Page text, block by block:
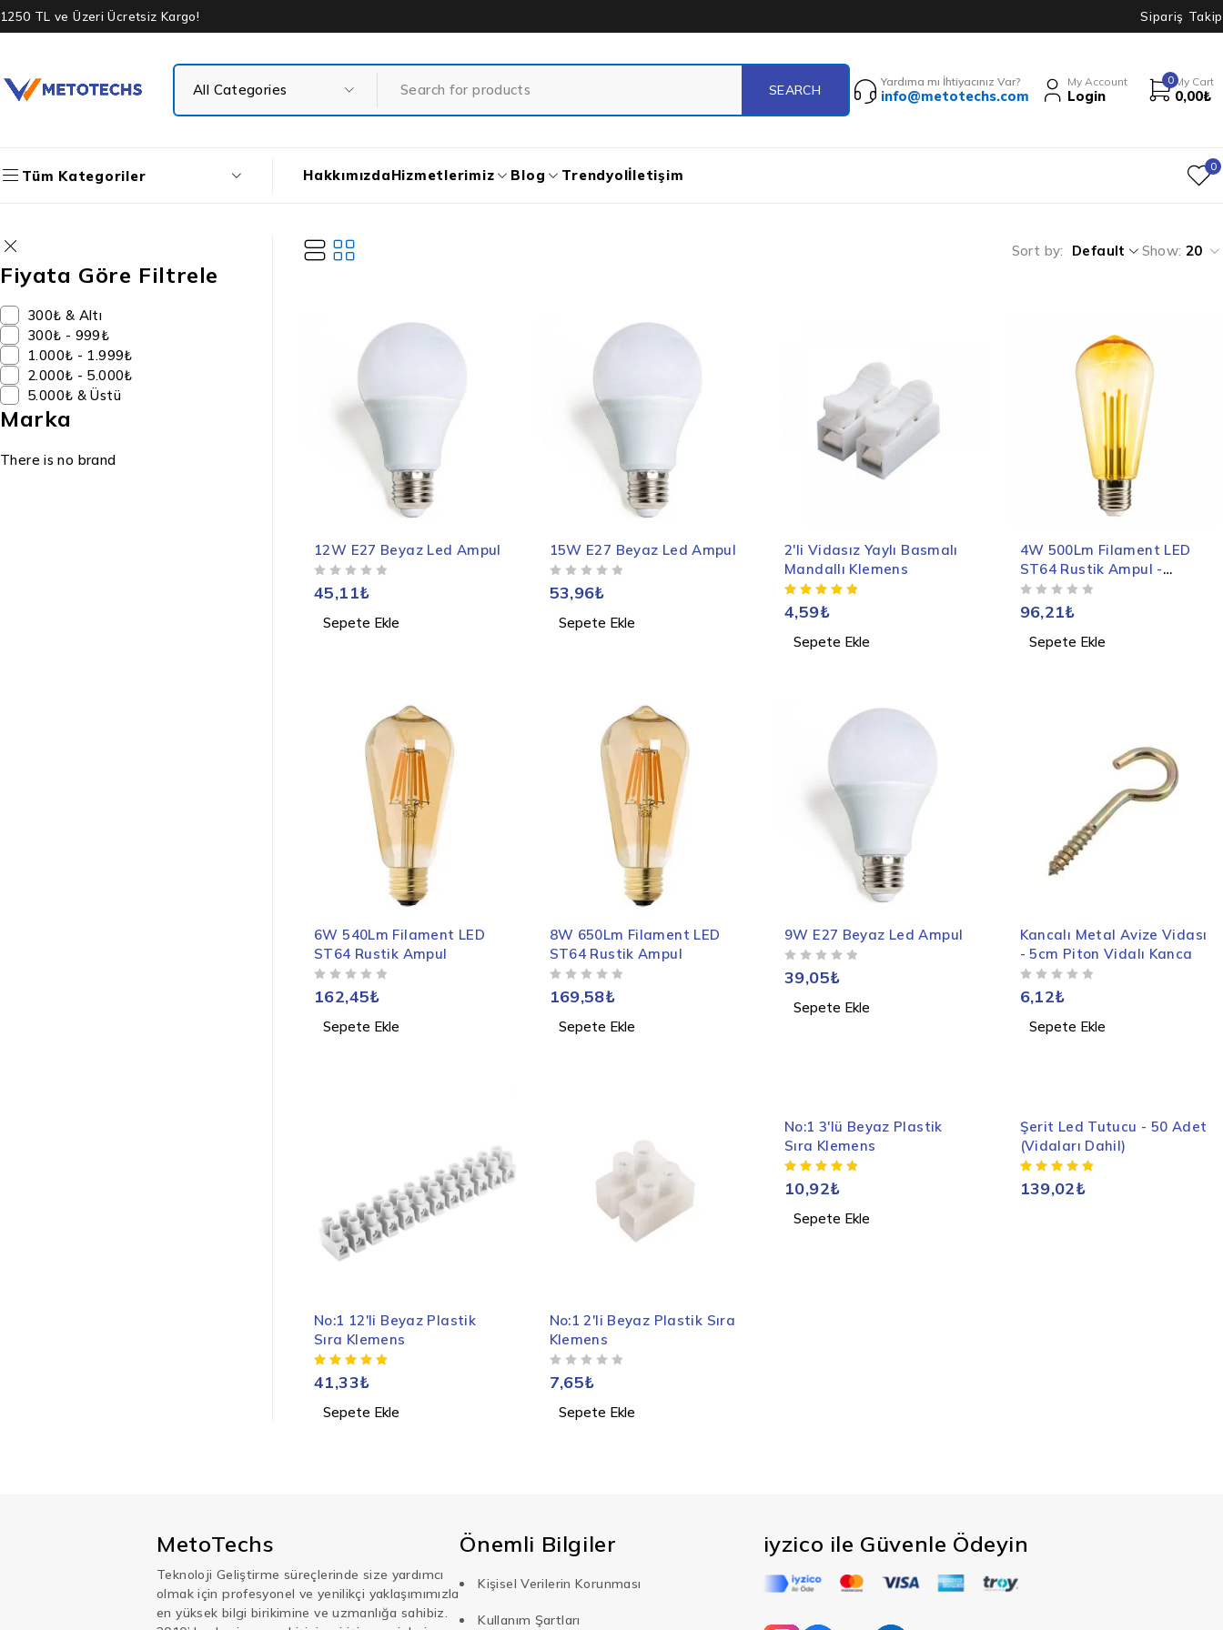
1250 TL ve Üzeri Ücretsiz Kargo! Sipariş Takip
Yardıma mı İhtiyacınız Var?
info@metotechs.com
My Account
Login
0 My Cart
0,00₺
Tüm Kategoriler HakkımızdaHizmetlerimiz Blog Trendyolİletişim 0
Fiyata Göre Filtrele
300₺ & Altı
300₺ - 999₺
1.000₺ - 1.999₺
2.000₺ - 5.000₺
5.000₺ & Üstü
Marka
There is no brand
Sort by Default Show: 20
12W E27 Beyaz Led Ampul
45,11₺
Sepete Ekle
15W E27 Beyaz Led Ampul
53,96₺
Sepete Ekle
2'li Vidasız Yaylı Basmalı
Mandallı Klemens
4,59₺
Sepete Ekle
4W 500Lm Filament LED
ST64 Rustik Ampul -
Kırılmaz Gövde
96,21₺
Sepete Ekle
6W 540Lm Filament LED
ST64 Rustik Ampul
162,45₺
Sepete Ekle
8W 650Lm Filament LED
ST64 Rustik Ampul
169,58₺
Sepete Ekle
9W E27 Beyaz Led Ampul
39,05₺
Sepete Ekle
Kancalı Metal Avize Vidası
- 5cm Piton Vidalı Kanca
6,12₺
Sepete Ekle
No:1 12'li Beyaz Plastik
Sıra Klemens
41,33₺
Sepete Ekle
No:1 2'li Beyaz Plastik Sıra
Klemens
7,65₺
Sepete Ekle
No:1 3'lü Beyaz Plastik
Sıra Klemens
10,92₺
Sepete Ekle
Şerit Led Tutucu - 50 Adet
(Vidaları Dahil)
139,02₺
MetoTechs
Teknoloji Geliştirme süreçlerinde size yardımcı
olmak için profesyonel ve yenilikçi yaklaşımımızla
en yüksek bilgi birikimine ve uzmanlığa sahibiz.
Önemli Bilgiler
Kişisel Verilerin Korunması
Kullanım Şartları
iyzico ile Güvenle Ödeyin